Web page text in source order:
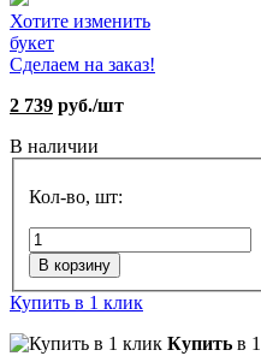
Хотите изменить
букет
Сделаем на заказ!
2 739 руб./шт
В наличии
Кол-во, шт:
В корзину
Купить в 1 клик
Купить в